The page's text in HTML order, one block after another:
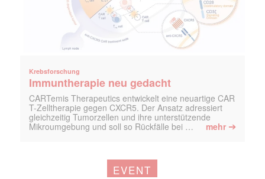
Krebsforschung
Immuntherapie neu gedacht
CARTemis Therapeutics entwickelt eine neuartige CAR
T-Zelltherapie gegen CXCR5. Der Ansatz adressiert
gleichzeitig Tumorzellen und ihre unterstützende
Mikroumgebung und soll so Rückfälle bei …
mehr ➔
EVENT